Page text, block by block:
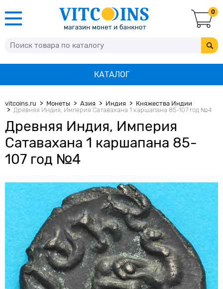
0
КАТАЛОГ
vitcoins.ru Монеты Азия Индия
Княжества Индии
Древняя Индия, Империя Сатавахана 1 каршапана 85-107 год №4
Древняя Индия, Империя
Сатавахана 1 каршапана 85-
107 год №4